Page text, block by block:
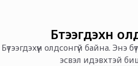
Бүтээгдэхүүн
Бүтээгдэхүүн олдсонгүй байна. Энэ
эсвэл идэвхтэй